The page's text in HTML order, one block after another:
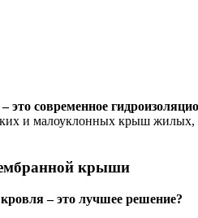
современное
и малоуклонных крыш
крыши
– это лучшее решение?